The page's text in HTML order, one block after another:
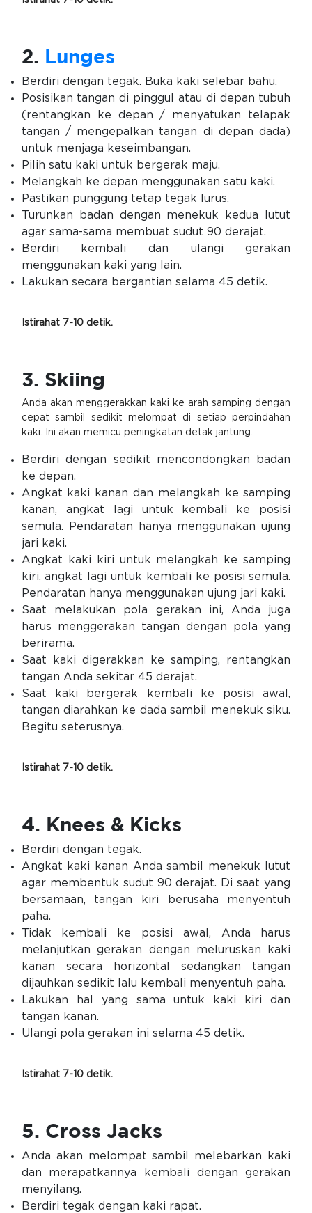
2. Lunges
Berdiri dengan tegak. Buka kaki selebar bahu.
Posisikan tangan di pinggul atau di depan tubuh
(rentangkan ke depan / menyatukan telapak
tangan / mengepalkan tangan di depan dada)
untuk menjaga keseimbangan.
Pilih satu kaki untuk bergerak maju.
Melangkah ke depan menggunakan satu kaki.
Pastikan punggung tetap tegak lurus.
Turunkan badan dengan menekuk kedua lutut
agar sama-sama membuat sudut 90 derajat.
Berdiri kembali dan ulangi gerakan
menggunakan kaki yang lain.
Lakukan secara bergantian selama 45 detik.
Istirahat 7-10 detik.
3. Skiing
Anda akan menggerakkan kaki ke arah samping dengan
cepat sambil sedikit melompat di setiap perpindahan
kaki. Ini akan memicu peningkatan detak jantung.
Berdiri dengan sedikit mencondongkan badan
ke depan.
Angkat kaki kanan dan melangkah ke samping
kanan, angkat lagi untuk kembali ke posisi
semula. Pendaratan hanya menggunakan ujung
jari kaki.
Angkat kaki kiri untuk melangkah ke samping
kiri, angkat lagi untuk kembali ke posisi semula.
Pendaratan hanya menggunakan ujung jari kaki.
Saat melakukan pola gerakan ini, Anda juga
harus menggerakan tangan dengan pola yang
berirama.
Saat kaki digerakkan ke samping, rentangkan
tangan Anda sekitar 45 derajat.
Saat kaki bergerak kembali ke posisi awal,
tangan diarahkan ke dada sambil menekuk siku.
Begitu seterusnya.
Istirahat 7-10 detik.
4. Knees & Kicks
Berdiri dengan tegak.
Angkat kaki kanan Anda sambil menekuk lutut
agar membentuk sudut 90 derajat. Di saat yang
bersamaan, tangan kiri berusaha menyentuh
paha.
Tidak kembali ke posisi awal, Anda harus
melanjutkan gerakan dengan meluruskan kaki
kanan secara horizontal sedangkan tangan
dijauhkan sedikit lalu kembali menyentuh paha.
Lakukan hal yang sama untuk kaki kiri dan
tangan kanan.
Ulangi pola gerakan ini selama 45 detik.
Istirahat 7-10 detik.
5. Cross Jacks
Anda akan melompat sambil melebarkan kaki
dan merapatkannya kembali dengan gerakan
menyilang.
Berdiri tegak dengan kaki rapat.